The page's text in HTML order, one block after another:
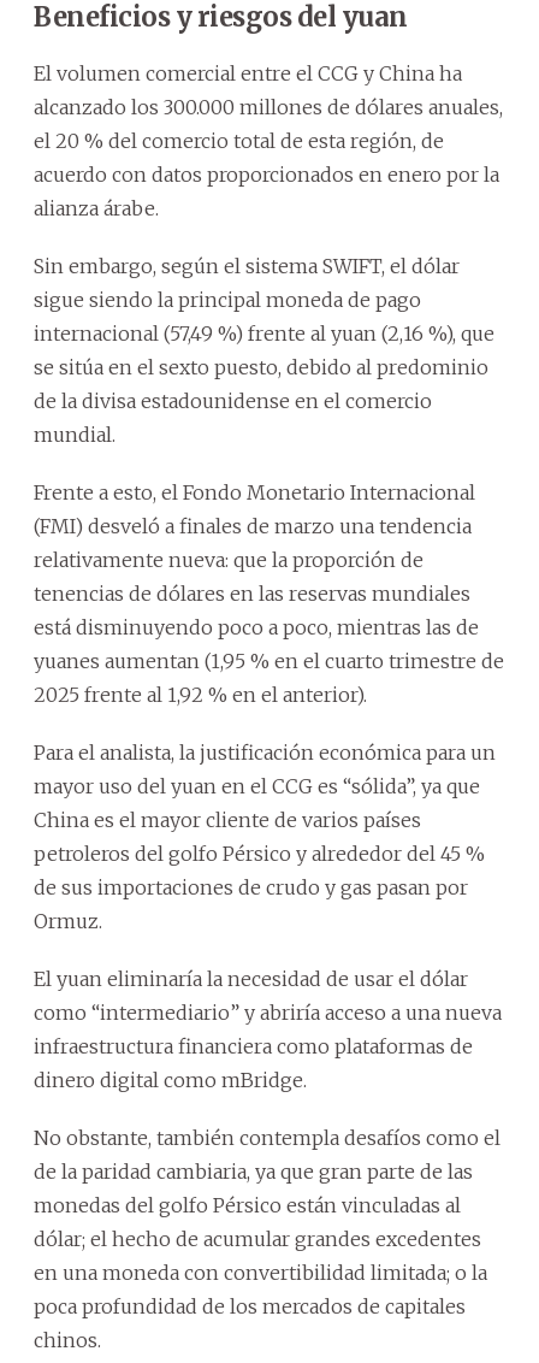
Beneficios y riesgos del yuan
El volumen comercial entre el CCG y China ha
alcanzado los 300.000 millones de dólares anuales,
el 20 % del comercio total de esta región, de
acuerdo con datos proporcionados en enero por la
alianza árabe.
Sin embargo, según el sistema SWIFT, el dólar
sigue siendo la principal moneda de pago
internacional (57,49 %) frente al yuan (2,16 %), que
se sitúa en el sexto puesto, debido al predominio
de la divisa estadounidense en el comercio
mundial.
Frente a esto, el Fondo Monetario Internacional
(FMI) desveló a finales de marzo una tendencia
relativamente nueva: que la proporción de
tenencias de dólares en las reservas mundiales
está disminuyendo poco a poco, mientras las de
yuanes aumentan (1,95 % en el cuarto trimestre de
2025 frente al 1,92 % en el anterior).
Para el analista, la justificación económica para un
mayor uso del yuan en el CCG es “sólida”, ya que
China es el mayor cliente de varios países
petroleros del golfo Pérsico y alrededor del 45 %
de sus importaciones de crudo y gas pasan por
Ormuz.
El yuan eliminaría la necesidad de usar el dólar
como “intermediario” y abriría acceso a una nueva
infraestructura financiera como plataformas de
dinero digital como mBridge.
No obstante, también contempla desafíos como el
de la paridad cambiaria, ya que gran parte de las
monedas del golfo Pérsico están vinculadas al
dólar; el hecho de acumular grandes excedentes
en una moneda con convertibilidad limitada; o la
poca profundidad de los mercados de capitales
chinos.